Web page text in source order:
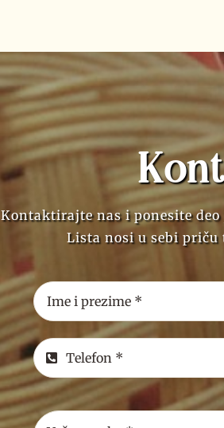
Kontaktirajte nas i ponesite
Lista nosi u sebi